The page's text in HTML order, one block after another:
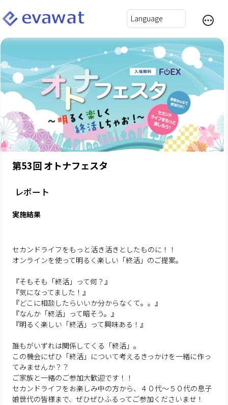
第53回 オトナフェスタ
レポート
実施結果
セカンドライフをもっと活き活きとしたものに！！
オンラインを使って明るく楽しい「終活」のご提案。
『そもそも「終活」って何？』
『気になってました！』
『どこに相談したらいいか分からなくて。。』
『なんか「終活」って暗そう。』
『明るく楽しい「終活」って興味ある！』
誰もがいずれは関係してくる「終活」。
この機会にぜひ「終活」について考えるきっかけを一緒に作っ
てみませんか？？
ご家族と一緒のご参加大歓迎です！！
セカンドライフをお楽しみ中の方から、４０代〜５０代の息子
娘世代の皆様まで、ぜひぜひふるってご参加くださいませ！